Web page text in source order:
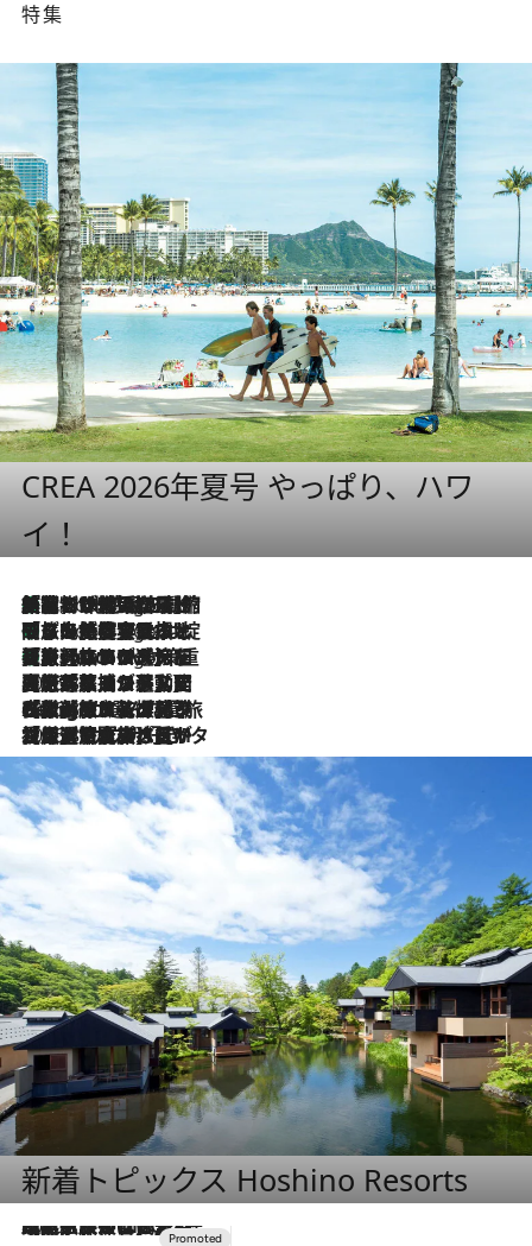
特集
CREA 2026年夏号 やっぱり、ハワ
イ！
9 Hours Ago
「荷物が増えるほど旅ストレスは増す」美容ジャーナリストがたどり着いた最終結論。“化粧品を劇的に減らす”感動の凝縮美容とは
9 Hours Ago
「旅先には金髪ウィッグを持参」日本と同じメイクでは損してる!? 美容ジャーナリストが提案する“掟破りの旅美容”とは
9 Hours Ago
【厳選旅コスメ】「身軽さ＆UV対策重視！」ヘアアーティストshucoが選んだ夏旅ベストコスメを発表【Mサイズジップ】
2026.8.5
【厳選旅コスメ】国内をあちこち移動する河井菜摘が選んだ夏旅ベストコスメ発表！「リラックスアイテムはマスト」【Mサイズジップ】
2026.8.4
【厳選旅コスメ】「紫外線＆乾燥対策しながらメイク感も！」ヘア＆メイクGeorgeが選んだ夏旅ベストコスメを発表！【Mサイズジップ】
2026.8.3
【厳選旅コスメ】「保湿もタイパ重視！」“サウナ好き”タレント清水みさとが愛用する夏旅ベストコスメを発表！【Mサイズジップ】
新着トピックス Hoshino Resorts
2026.7.31
【ホテル帰省】という選択肢をOMOが提案。家族とほどよい距離を保つには「昼は実家、夜は気兼ねなくホテルで！」